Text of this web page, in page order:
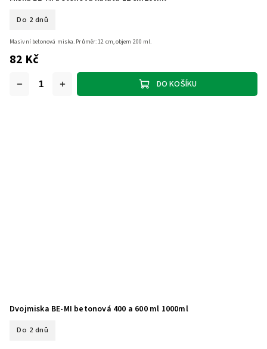
Do 2 dnů
82 Kč
DO KOŠÍKU
Masivní betonová miska. Průměr: 12 cm, objem 200 ml.
Dvojmiska BE-MI betonová 400 a 600 ml 1000ml
Do 2 dnů